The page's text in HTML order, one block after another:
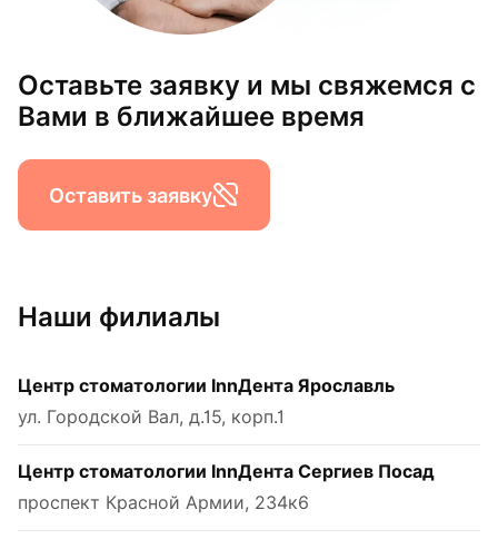
Оставьте заявку и мы свяжемся с
Вами в ближайшее время
Оставить заявку
Наши филиалы
Центр стоматологии InnДента Ярославль
ул. Городской Вал, д.15, корп.1
Центр стоматологии InnДента Сергиев Посад
проспект Красной Армии, 234к6